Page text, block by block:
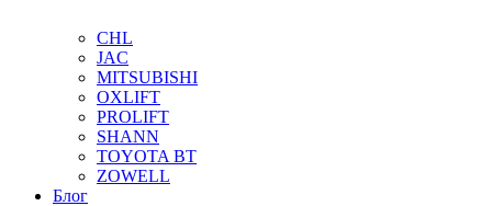
CHL
JAC
MITSUBISHI
OXLIFT
PROLIFT
SHANN
TOYOTA BT
ZOWELL
Блог